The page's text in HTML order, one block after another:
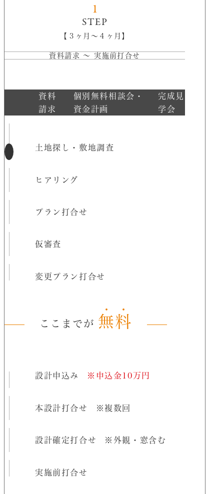
1
STEP
【３ヶ月〜４ヶ月】
資料請求 〜 実施前打合せ
資料
請求
個別無料相談会・
資金計画
完成見
学会
土地探し・敷地調査
ヒアリング
プラン打合せ
仮審査
変更プラン打合せ
ここまでが 無料
設計申込み ※申込金10万円
本設計打合せ ※複数回
設計確定打合せ ※外観・窓含む
実施前打合せ